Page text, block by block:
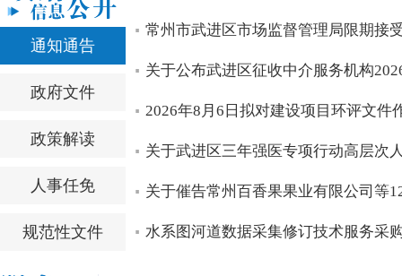
通知通告
政府文件
政策解读
人事任免
规范性文件
常州市武进区市场监督管理局限期接
关于公布武进区征收中介服务机构
2026年8月6日拟对建设项目环评文件
关于武进区三年强医专项行动高层次
关于催告常州百香果果业有限公司等
水系图河道数据采集修订技术服务采